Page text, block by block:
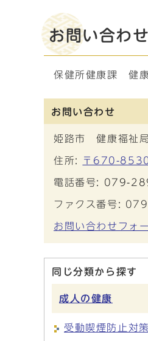
お問い合わせ
保健所健康課 健
お問い合わせ
姫路市 健康福祉
住所: 〒670-8530
電話番号: 079-
ファクス番号:
お問い合わせフォ
同じ分類から探す
成人の健康
受動喫煙防止対